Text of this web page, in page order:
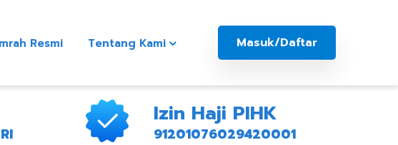
Resmi Tentang Kami Masuk/Daftar
Izin Haji PIHK
91201076029420001